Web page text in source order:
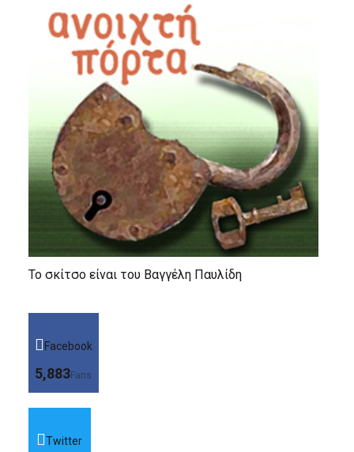
Το σκίτσο είναι του Βαγγέλη Παυλίδη
Facebook
5,883Fans
Twitter